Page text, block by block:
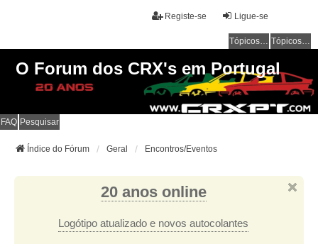
Ligue-se
Registe-se
Tópicos sem resposta Tópicos ativos
O Forum dos CRX's em Portugal
FAQ Pesquisar
Índice do Fórum Geral Encontros/Eventos
20 anos online
Logótipo atualizado e novos autocolantes